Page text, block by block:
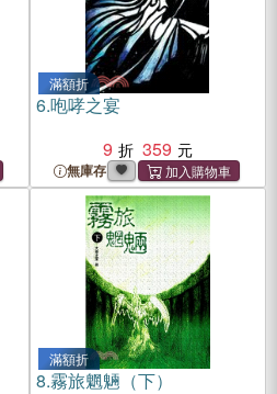
滿額折
6.咆哮之宴
9
359
無庫存
滿額折
8.霧旅魍魎（下）